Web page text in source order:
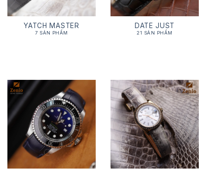
YATCH MASTER
7 SẢN PHẨM
DATE JUST
21 SẢN PHẨM